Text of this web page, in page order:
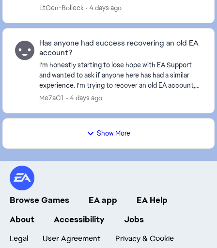
LtGen-Bolleck 4 days ago
Has anyone had success recovering an old EA
account?
I'm honestly starting to lose hope with EA Support
and wanted to ask if anyone here has had a similar
experience. I'm trying to recover an old EA account,
but I no longer have access to the original...
Me7aC1 4 days ago
Show More
Browse Games EA app
EA Help
About
Accessibility Jobs
Legal User Agreement Privacy & Cookie